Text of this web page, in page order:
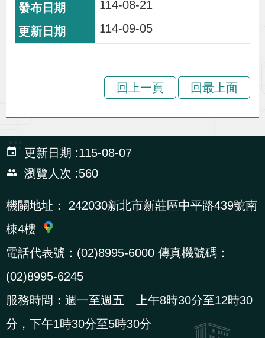
網
民
文
統
E
i
s
h
回
R
私
權
及
訊
安
全
114-08-21
114-09-05
回上一頁 回最上面
:::
更新日期
115-08-07
瀏覽人次
560
機關地址：
242030新北市新莊區中平路439號南
棟4樓
電話代表號：(02)8995-6000 傳真機號碼：
(02)8995-6245
服務時間：週一至週五 上午8時30分至12時30
分，下午1時30分至5時30分